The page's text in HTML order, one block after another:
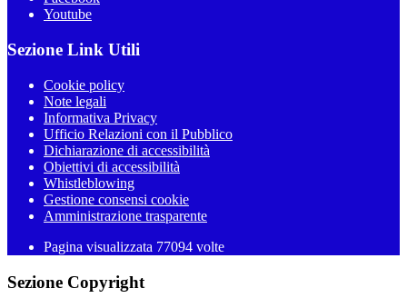
Youtube
Sezione Link Utili
Cookie policy
Note legali
Informativa Privacy
Ufficio Relazioni con il Pubblico
Dichiarazione di accessibilità
Obiettivi di accessibilità
Whistleblowing
Gestione consensi cookie
Amministrazione trasparente
Pagina visualizzata 77094 volte
Sezione Copyright